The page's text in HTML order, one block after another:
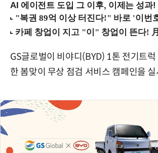
AI 에이전트 도입 그 이후, 이제는 성과!
GS글로벌이 비야디(BYD) 1톤 전기트
한 봄맞이 무상 점검 서비스 캠페인을